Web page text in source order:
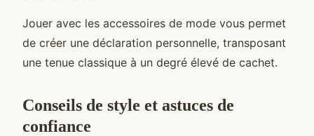
Jouer avec les accessoires de mode vous permet
de créer une déclaration personnelle, transposant
une tenue classique à un degré élevé de cachet.
Conseils de style et astuces de
confiance